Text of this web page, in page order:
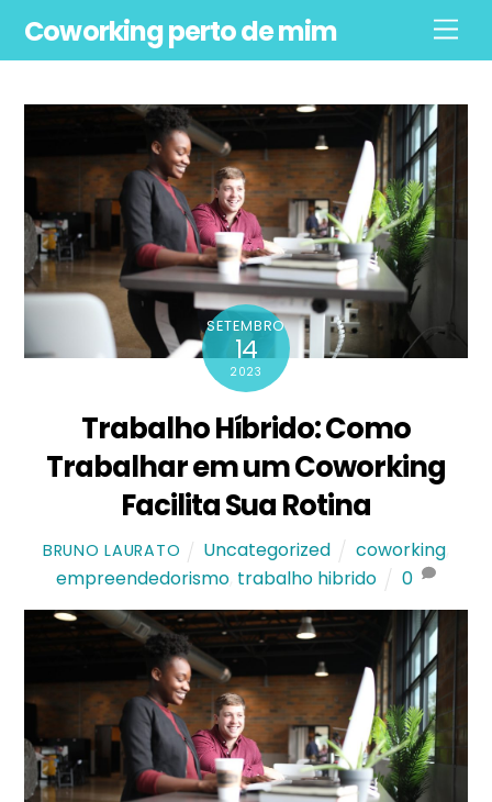
Coworking perto de mim
SETEMBRO
14
2023
Trabalho Híbrido: Como
Trabalhar em um Coworking
Facilita Sua Rotina
BRUNO LAURATO Uncategorized coworking
empreendedorismo trabalho hibrido 0